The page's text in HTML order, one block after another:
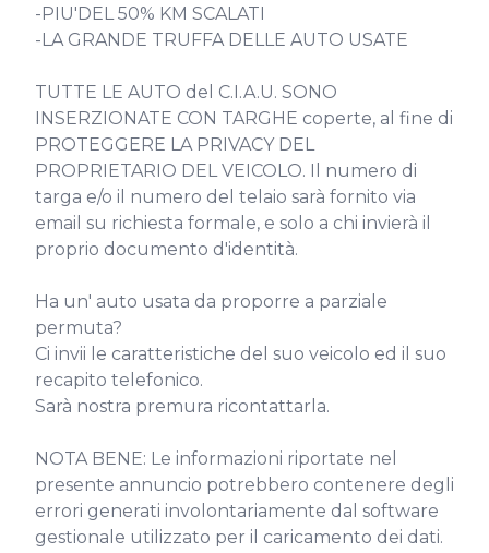
-PIU'DEL 50% KM SCALATI
-LA GRANDE TRUFFA DELLE AUTO USATE
TUTTE LE AUTO del C.I.A.U. SONO
INSERZIONATE CON TARGHE coperte, al fine di
PROTEGGERE LA PRIVACY DEL
PROPRIETARIO DEL VEICOLO. Il numero di
targa e/o il numero del telaio sarà fornito via
email su richiesta formale, e solo a chi invierà il
proprio documento d'identità.
Ha un' auto usata da proporre a parziale
permuta?
Ci invii le caratteristiche del suo veicolo ed il suo
recapito telefonico.
Sarà nostra premura ricontattarla.
NOTA BENE: Le informazioni riportate nel
presente annuncio potrebbero contenere degli
errori generati involontariamente dal software
gestionale utilizzato per il caricamento dei dati.